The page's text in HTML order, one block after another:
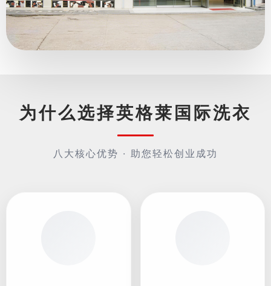
为什么选择英格莱国际洗衣
八大核心优势 · 助您轻松创业成功